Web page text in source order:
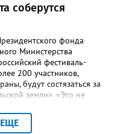
соберутся
фонда
Министерства
фестиваль-
200 участников,
будут состязаться за
земли». «Это не
от ведущих
прошлых лет и